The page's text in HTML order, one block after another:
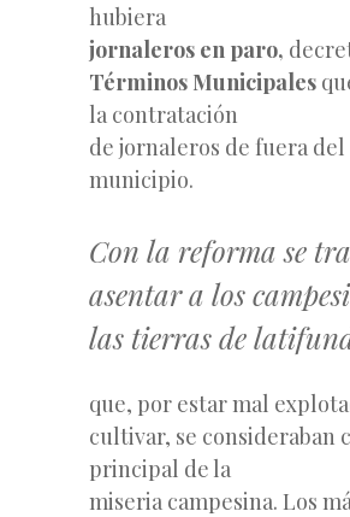
hubiera
jornaleros en paro,
Términos Municipales
la contratación
de jornaleros de fuera del
municipio.
Con la reforma se
asentar a los
las tierras de
que, por estar mal
cultivar, se consideraban
principal de la
miseria campesina. Los